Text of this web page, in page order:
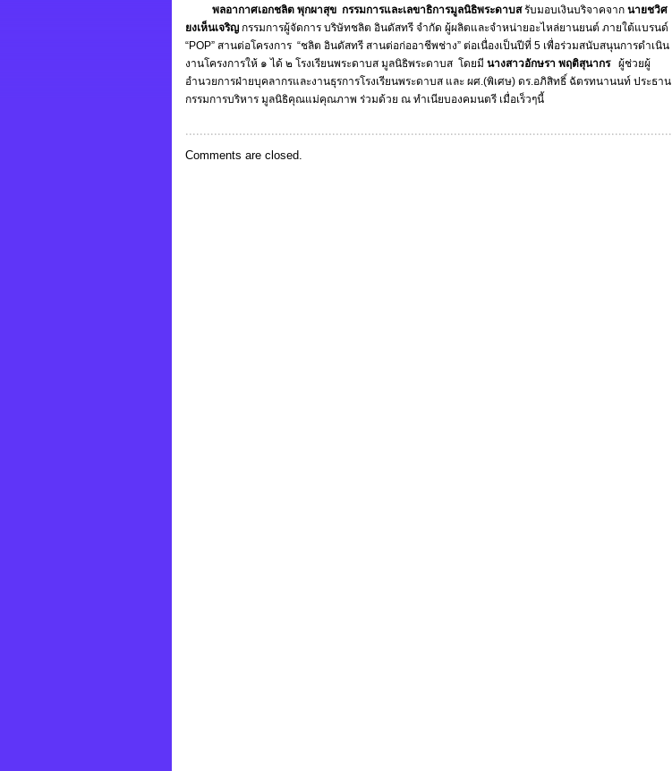
พลอากาศเอกชลิต พุกผาสุข กรรมการและเลขาธิการมูลนิธิพระดาบสรับมอบเงินบริจาคจาก นายชวิศ
ยงเห็นเจริญ กรรมการผู้จัดการ บริษัทชลิต อินดัสทรี จำกัด ผู้ผลิตและจำหน่ายอะไหล่ยานยนต์ ภายใต้แบรนด์
“POP” สานต่อโครงการ “ชลิต อินดัสทรี สานต่อก่ออาชีพช่าง” ต่อเนื่องเป็นปีที่ 5 เพื่อร่วมสนับสนุนการดำเนิน
งานโครงการให้ ๑ ได้ ๒ โรงเรียนพระดาบส มูลนิธิพระดาบส โดยมี นางสาวอักษรา พฤติสุนากรผู้ช่วยผู้
อำนวยการฝ่ายบุคลากรและงานธุรการโรงเรียนพระดาบส และ ผศ.(พิเศษ) ดร.อภิสิทธิ์ ฉัตรทนานนท์ ประธาน
กรรมการบริหาร มูลนิธิคุณแม่คุณภาพ ร่วมด้วย ณ ทำเนียบองคมนตรี เมื่อเร็วๆนี้
Comments are closed.